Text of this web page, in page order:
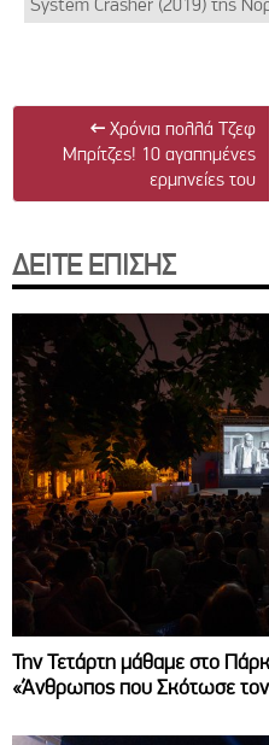
← Χρόνια πολλά Τζεφ
Μπρίτζες! 10 αγαπημένες
ερμηνείες του
ΔΕΙΤΕ ΕΠΙΣΗΣ
Την Τετάρτη μάθαμε στο
«Άνθρωπος που Σκότωσε τον